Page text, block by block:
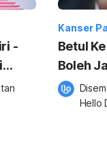
-
Kanser
Betul
Boleh
Hello